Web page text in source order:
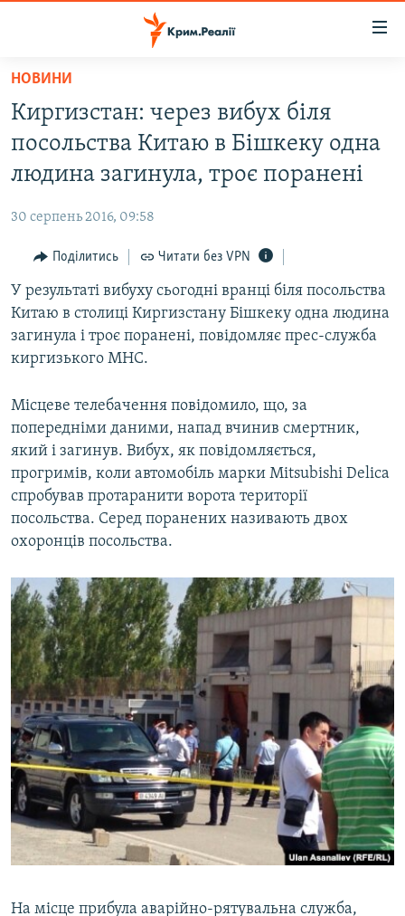
Перейти
основного
матеріалу
до
основної
навігації
Перейти
пошуку
ВОДА.КРИМ
БЛОГИ
ПОГЛЯД
ІНТЕРВ'Ю
СПЕЦПРОЕКТИ
ВІДЕОУРОКИ «ELIFBE»
СВІДЧЕННЯ ОКУПАЦІЇ
УКРАЇНСЬКА ПРОБЛЕМА КРИМУ
ІНФОГРАФІКА
Русский
Qırımtatar
ДОЛУЧАЙСЯ!
Усі сайти RFE/RL
НОВИНИ
Киргизстан: через вибух біля
посольства Китаю в Бішкеку одна
людина загинула, троє поранені
30 серпень 2016, 09:58
Поділитись Читати без VPN
У результаті вибуху сьогодні вранці біля посольства
Китаю в столиці Киргизстану Бішкеку одна людина
загинула і троє поранені, повідомляє прес-служба
киргизького МНС.
Місцеве телебачення повідомило, що, за
попередніми даними, напад вчинив смертник,
який і загинув. Вибух, як повідомляється,
прогримів, коли автомобіль марки Mitsubishi Delica
спробував протаранити ворота території
посольства. Серед поранених називають двох
охоронців посольства.
На місце прибула аварійно-рятувальна служба,